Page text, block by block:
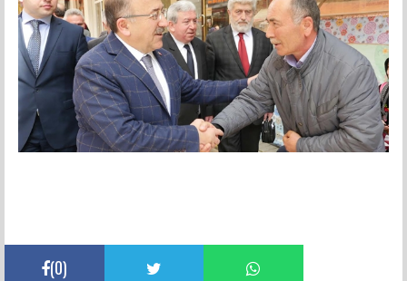
(0)